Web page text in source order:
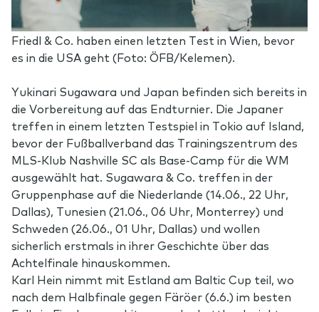
Friedl & Co. haben einen letzten Test in Wien, bevor
es in die USA geht (Foto: ÖFB/Kelemen).
Yukinari Sugawara und Japan befinden sich bereits in
die Vorbereitung auf das Endturnier. Die Japaner
treffen in einem letzten Testspiel in Tokio auf Island,
bevor der Fußballverband das Trainingszentrum des
MLS-Klub Nashville SC als Base-Camp für die WM
ausgewählt hat. Sugawara & Co. treffen in der
Gruppenphase auf die Niederlande (14.06., 22 Uhr,
Dallas), Tunesien (21.06., 06 Uhr, Monterrey) und
Schweden (26.06., 01 Uhr, Dallas) und wollen
sicherlich erstmals in ihrer Geschichte über das
Achtelfinale hinauskommen.
Karl Hein nimmt mit Estland am Baltic Cup teil, wo
nach dem Halbfinale gegen Färöer (6.6.) im besten